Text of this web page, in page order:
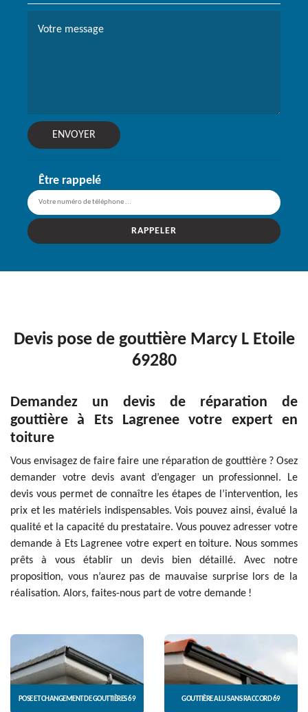
Être rappelé
Devis pose de gouttière Marcy L Etoile
69280
Demandez un devis de réparation de
gouttière à Ets Lagrenee votre expert en
toiture
Vous envisagez de faire faire une réparation de gouttière ? Osez
demander votre devis avant d’engager un professionnel. Le
devis vous permet de connaître les étapes de l’intervention, les
prix et les matériels indispensables. Vois pouvez ainsi, évalué la
qualité et la capacité du prestataire. Vous pouvez adresser votre
demande à Ets Lagrenee votre expert en toiture. Nous sommes
prêts à vous établir un devis bien détaillé. Avec notre
proposition, vous n’aurez pas de mauvaise surprise lors de la
réalisation. Alors, faites-nous part de votre demande !
POSE ET CHANGEMENT DE GOUTTIÈRES 69 GOUTTIÈRE ALU SANS RACCORD 69